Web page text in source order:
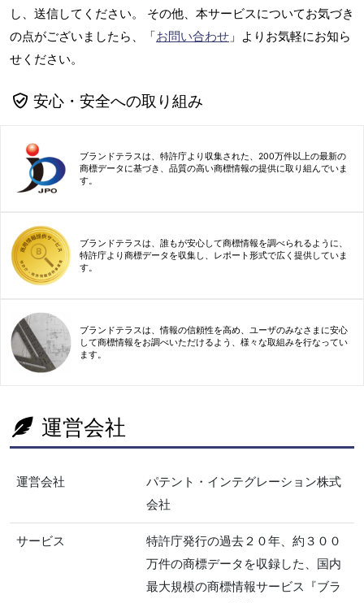
し、送信してください。 その他、本サービスについてお気づき
の点がございましたら、「お問い合わせ 」よりお気軽にお知ら
せください。
安心・安全への取り組み
ブランドテラスは、特許庁より収集された、200万件以上の最新の
商標データに基づき、品質の高い商標情報の提供に取り組んでいま
す。
ブランドテラスは、誰もが安心して商標情報を調べられるように、
特許庁より商標データを収集し、レポート形式で広く提供していま
す。
ブランドテラスは、情報の信頼性を高め、ユーザのみなさまに安心
して商標情報をお調べいただけるよう、様々な取組みを行なってい
ます。
運営会社
運営会社
パテント・インテグレーション株式
会社
サービス
特許庁発行の過去２０年、約３００
万件の商標データを収録した、国内
最大規模の商標情報サービス『ブラ